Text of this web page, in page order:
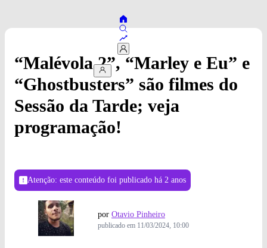
“Malévola 2”, “Marley e Eu” e
“Ghostbusters” são filmes do
Sessão da Tarde; veja
programação!
Atenção: este conteúdo foi publicado há 2 anos
por Otavio Pinheiro
publicado em 11/03/2024, 10:00